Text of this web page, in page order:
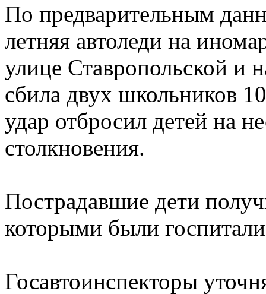
По предварительным
летняя автоледи на
улице Ставропольской и
сбила двух школьников
удар отбросил детей на
столкновения.
Пострадавшие дети
которыми были
Госавтоинспекторы